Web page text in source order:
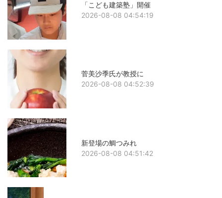
「こども建築塾」開催
2026-08-08 04:54:19
菅美沙季氏が教授に
2026-08-08 04:52:39
新登場の鯛つみれ
2026-08-08 04:51:42